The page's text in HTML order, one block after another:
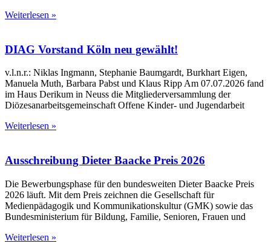
Weiterlesen »
DIAG Vorstand Köln neu gewählt!
v.l.n.r.: Niklas Ingmann, Stephanie Baumgardt, Burkhart Eigen,
Manuela Muth, Barbara Pabst und Klaus Ripp Am 07.07.2026 fand
im Haus Derikum in Neuss die Mitgliederversammlung der
Diözesanarbeitsgemeinschaft Offene Kinder- und Jugendarbeit
Weiterlesen »
Ausschreibung Dieter Baacke Preis 2026
Die Bewerbungsphase für den bundesweiten Dieter Baacke Preis
2026 läuft. Mit dem Preis zeichnen die Gesellschaft für
Medienpädagogik und Kommunikationskultur (GMK) sowie das
Bundesministerium für Bildung, Familie, Senioren, Frauen und
Weiterlesen »